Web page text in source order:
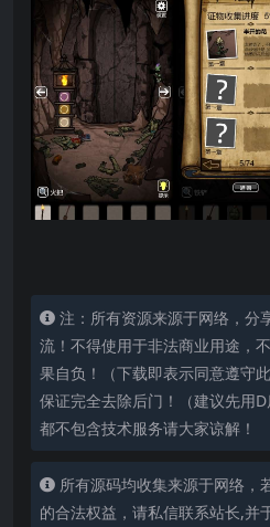
注：所有资源来源于网络，分
流！不得使用于非法商业用途，
果自负！（下载即表示同意遵守
保证完全去除后门！（建议先用
都不包含技术服务请大家谅解！
所有源码均收集来源于网络，
的合法权益，请私信联系站长,并